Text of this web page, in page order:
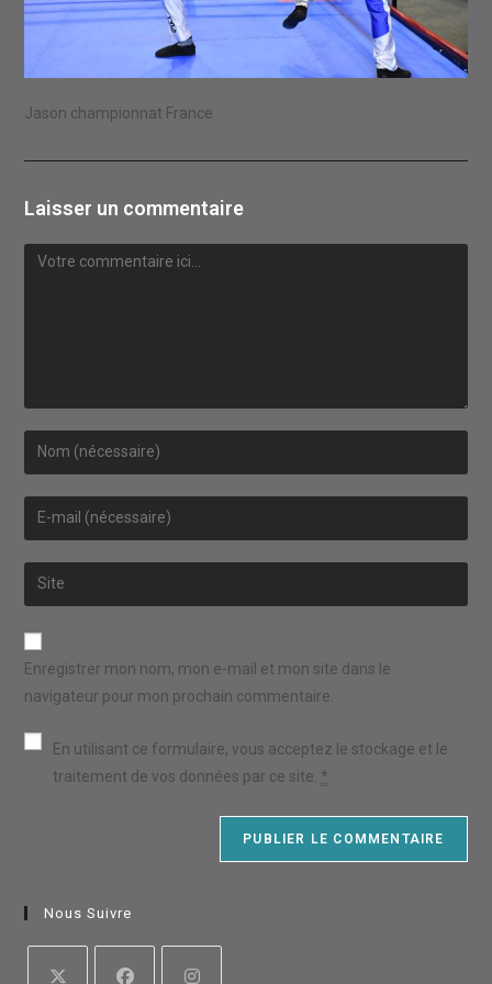
Jason championnat France
Laisser un commentaire
Comment
Enter
your
name
comment
Enter
your
email
address
comment
Saisir
l’URL
de
Enregistrer mon nom, mon e-mail et mon site dans le
navigateur pour mon prochain commentaire.
En utilisant ce formulaire, vous acceptez le stockage et le
traitement de vos données par ce site. *
Nous Suivre